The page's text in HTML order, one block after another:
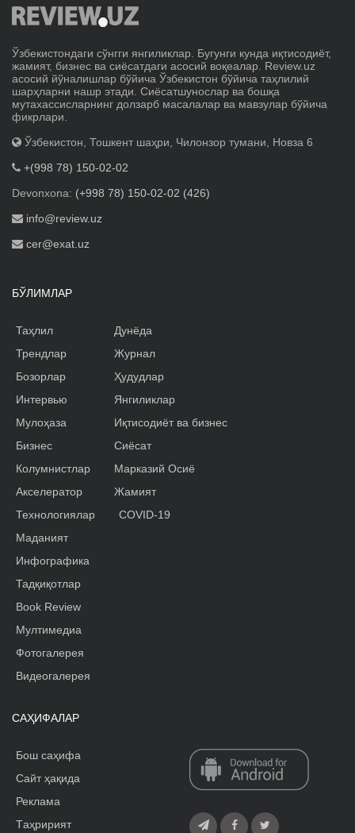
Ўзбекистондаги сўнгги янгиликлар. Бугунги кунда иқтисодиёт,
жамият, бизнес ва сиёсатдаги асосий воқеалар. Review.uz
асосий йўналишлар бўйича Ўзбекистон бўйича таҳлилий
шарҳларни нашр этади. Сиёсатшунослар ва бошқа
мутахассисларнинг долзарб масалалар ва мавзулар бўйича
фикрлари.
Ўзбекистон, Тошкент шаҳри, Чилонзор тумани, Новза 6
+(998 78) 150-02-02
Devonxona: (+998 78) 150-02-02 (426)
info@review.uz
cer@exat.uz
БЎЛИМЛАР
Таҳлил
Трендлар
Бозорлар
Интервью
Мулоҳаза
Бизнес
Колумнистлар
Акселератор
Дунёда
Журнал
Ҳудудлар
Янгиликлар
Иқтисодиёт ва бизнес
Сиёсат
Марказий Осиё
Жамият
Технологиялар
Маданият
Инфографика
Тадқиқотлар
Book Review
Мултимедиа
Фотогалерея
Видеогалерея
COVID-19
САҲИФАЛАР
Бош саҳифа
Сайт ҳақида
Реклама
Tаҳририят